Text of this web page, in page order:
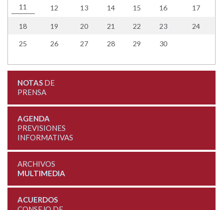
11 12 13 14 15 16 17
18 19 20 21 22 23 24
25 26 27 28 29 30
NOTASDE
PRENSA
AGENDA
PREVISIONES
INFORMATIVAS
ARCHIVOS
MULTIMEDIA
ACUERDOS